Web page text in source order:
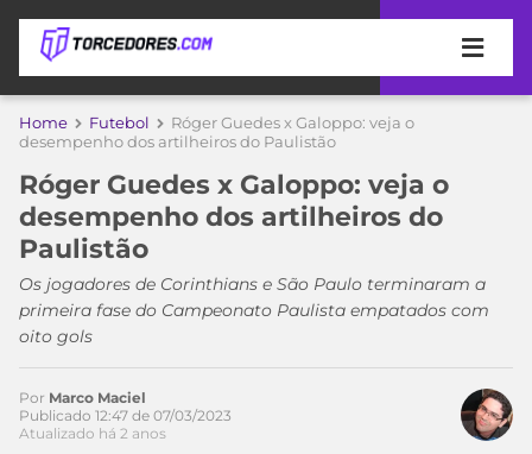
APOSTAS
DE
APOSTA
MELHORES
SITES
DE
APOSTAS
2026
COPA
DO
MUNDO
TIMES
MEU
TIME
CAMPEONATOS
Home Futebol
Róger Guedes x Galoppo: veja o
desempenho dos artilheiros do Paulistão
Róger Guedes x Galoppo: veja o
desempenho dos artilheiros do
Paulistão
Os jogadores de Corinthians e São Paulo terminaram a
primeira fase do Campeonato Paulista empatados com
oito gols
Por Marco Maciel
Publicado 12:47 de 07/03/2023
Atualizado há 2 anos